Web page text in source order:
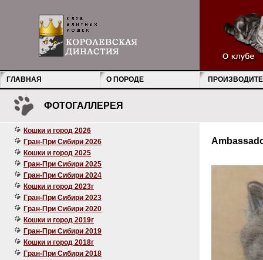
ГЛАВНАЯ О ПОРОДЕ
ФОТОГАЛЛЕРЕЯ
Кошки и город 2026
Гран-При Сибири 2026
Кошки и город 2025
Гран-При Сибири 2025
Гран-При Сибири 2024
Кошки и город 2023г
Гран-При Сибири 2023
Гран-При Сибири 2020
Кошки и город 2019г
Гран-При Сибири 2019
Кошки и город 2018г
Гран-При Сибири 2018